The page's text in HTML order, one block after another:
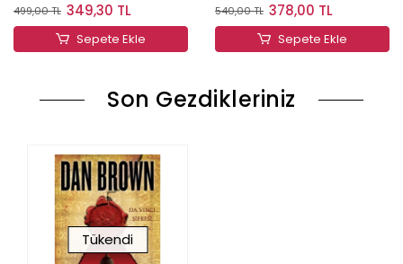
499,00 TL 349,30 TL
Sepete Ekle
540,00 TL 378,00 TL
Sepete Ekle
Son Gezdikleriniz
Tükendi